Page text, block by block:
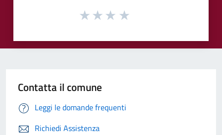
Contatta il comune
Leggi le domande frequenti
Richiedi Assistenza